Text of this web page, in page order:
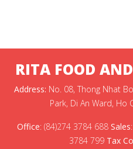
RITA FOOD
Address: No. 08, Thong Nhat
Park, Di An Ward, Ho
Office: (84)274 3784 688 Sales:
3784 799 Tax